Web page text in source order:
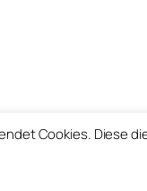
Cookies. Diese